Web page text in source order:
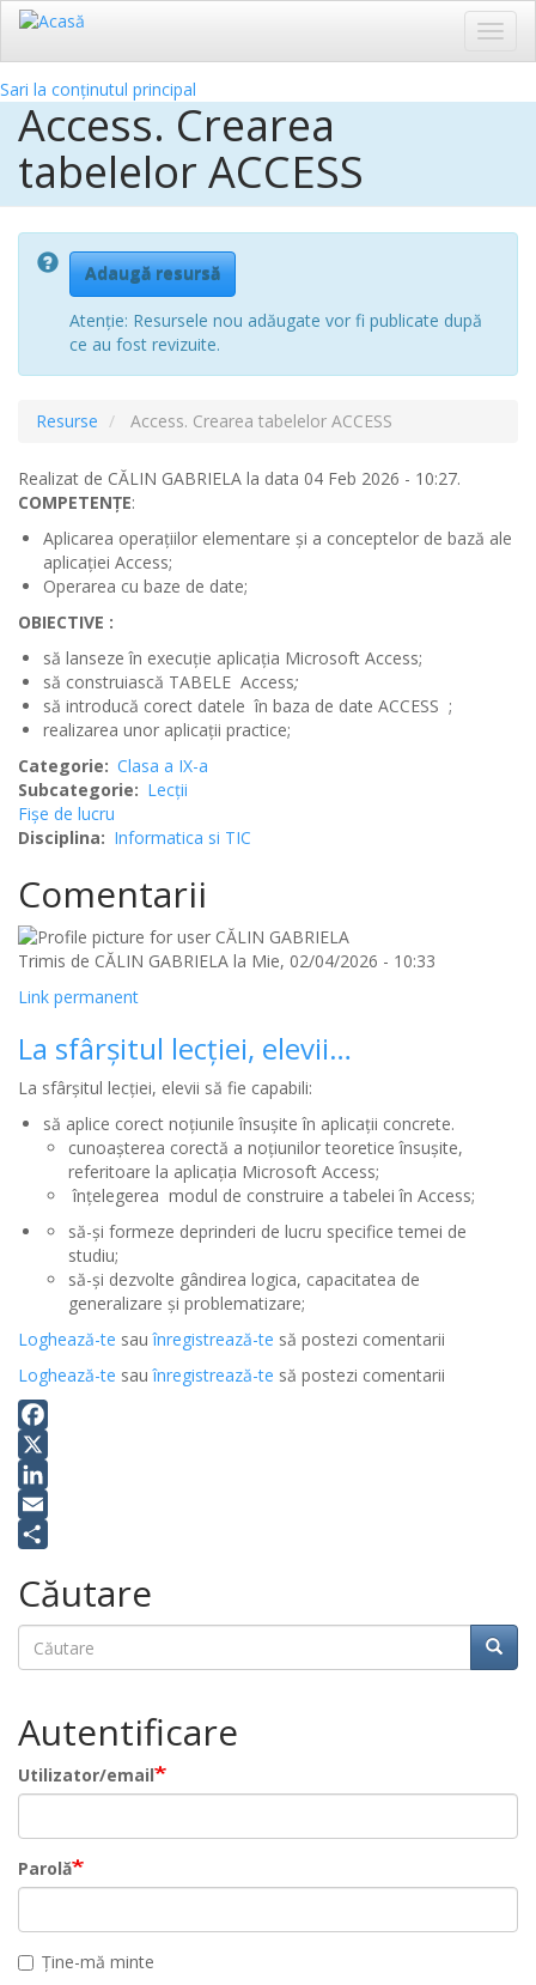
Sari la conținutul principal
Access. Crearea
tabelelor ACCESS
Adaugă resursă
Atenție: Resursele nou adăugate vor fi publicate după
ce au fost revizuite.
Resurse Access. Crearea tabelelor ACCESS
Realizat de CĂLIN GABRIELA la data 04 Feb 2026 - 10:27.
COMPETENȚE:
Aplicarea operaţiilor elementare şi a conceptelor de bază ale
aplicaţiei Access;
Operarea cu baze de date;
OBIECTIVE :
să lanseze în execuție aplicația Microsoft Access;
să construiască TABELE Access;
să introducă corect datele în baza de date ACCESS ;
realizarea unor aplicații practice;
Categorie
Clasa a IX-a
Subcategorie
Lecții
Fișe de lucru
Disciplina
Informatica si TIC
Comentarii
Trimis de CĂLIN GABRIELA la Mie, 02/04/2026 - 10:33
Link permanent
La sfârșitul lecției, elevii…
La sfârșitul lecției, elevii să fie capabili:
să aplice corect noţiunile însuşite în aplicaţii concrete.
cunoașterea corectă a noțiunilor teoretice însușite,
referitoare la aplicația Microsoft Access;
înțelegerea modul de construire a tabelei în Access;
să-și formeze deprinderi de lucru specifice temei de
studiu;
să-și dezvolte gândirea logica, capacitatea de
generalizare și problematizare;
Loghează-te sauînregistrează-te să postezi comentarii
Loghează-te sauînregistrează-te să postezi comentarii
Facebook
X
LinkedIn
Email
Căutare
Căutare
Autentificare
Utilizator/email
Parolă
Ține-mă minte